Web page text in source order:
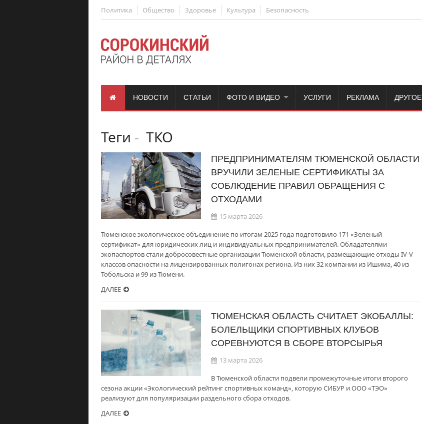
Политика Общество Здоровье Культура Безопасность
НОВОСТИ СТАТЬИ ФОТО И ВИДЕО УСЛУГИ РЕКЛАМА ДРУГОЕ
Теги - ТКО
ПРЕДПРИНИМАТЕЛЯМ ТЮМЕНСКОЙ ОБЛАСТИ
ВРУЧИЛИ ЗЕЛЕНЫЕ СЕРТИФИКАТЫ ЗА
СОБЛЮДЕНИЕ ПРАВИЛ ОБРАЩЕНИЯ С
ОТХОДАМИ
15 марта 2026
Тюменское экологическое объединение по итогам 2025 года подготовило 171 «Зеленый
сертификат» для юридических лиц и индивидуальных предпринимателей. Обладателями
экопаспортов стали добросовестные организации Тюменской области, размещающие отходы IV-V
классов опасности на лицензированных полигонах региона. Из них 32 компании из Ишима, 40 из
Тобольска и 99 из Тюмени.
ДАЛЕЕ
ТЮМЕНСКАЯ ОБЛАСТЬ СЧИТАЕТ ЭКОБАЛЛЫ:
БОЛЕЛЬЩИКИ СПОРТИВНЫХ КЛУБОВ
СОРЕВНУЮТСЯ В СБОРЕ ВТОРСЫРЬЯ
13 марта 2026
В Тюменской области подвели промежуточные итоги второго
сезона акции «Экологический рейтинг спортивных команд», которую СИБУР и ООО «ТЭО»
реализуют для популяризации раздельного сбора отходов.
ДАЛЕЕ